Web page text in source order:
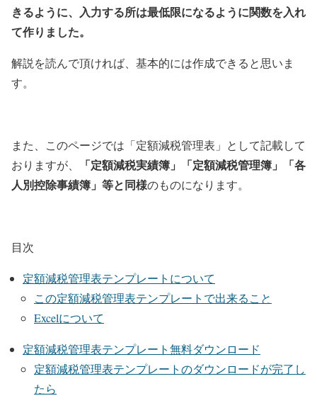
きるように、入力する所は最低限になるように関数を入れ
て作りました。
解説を読んで頂ければ、基本的には作成できると思いま
す。
また、このページでは「定額減税管理表」として記載して
おりますが、
「定額減税実績簿」「定額減税管理簿」「各
人別控除事績簿」等と同様のものになります。
目次
定額減税管理表テンプレートについて
この定額減税管理表テンプレートで出来ること
Excelについて
定額減税管理表テンプレート無料ダウンロード
定額減税管理表テンプレートのダウンロードが完了し
たら